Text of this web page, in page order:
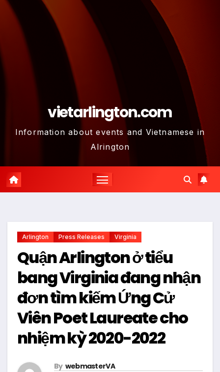
vietarlington.com
Information about events and Vietnamese in
Alrington
Arlington Press Releases Virginia
Quận Arlington ở tiểu
bang Virginia đang nhận
đơn tìm kiếm Ứng Cử
Viên Poet Laureate cho
nhiệm kỳ 2020-2022
By webmasterVA